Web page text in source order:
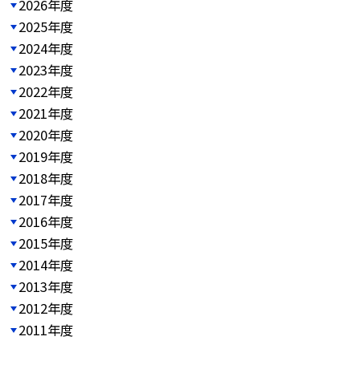
2026年度
2025年度
2024年度
2023年度
2022年度
2021年度
2020年度
2019年度
2018年度
2017年度
2016年度
2015年度
2014年度
2013年度
2012年度
2011年度